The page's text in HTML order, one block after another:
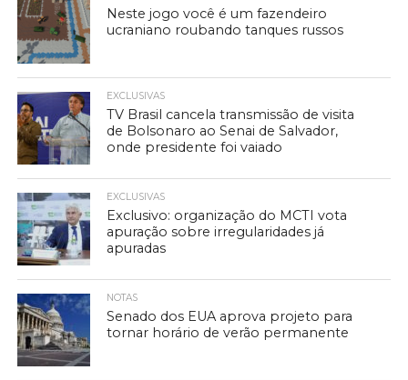
Neste jogo você é um fazendeiro
ucraniano roubando tanques russos
EXCLUSIVAS
TV Brasil cancela transmissão de visita
de Bolsonaro ao Senai de Salvador,
onde presidente foi vaiado
EXCLUSIVAS
Exclusivo: organização do MCTI vota
apuração sobre irregularidades já
apuradas
NOTAS
Senado dos EUA aprova projeto para
tornar horário de verão permanente